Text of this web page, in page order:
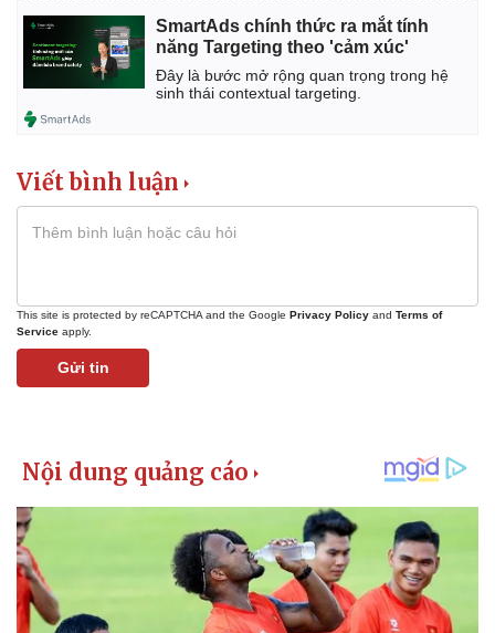
Kinh tế
Bất động sản
Khởi nghiệp
Thị trường
Giá vàng
Tiêu dùng
SmartAds chính thức ra mắt tính
năng Targeting theo 'cảm xúc'
Đây là bước mở rộng quan trọng trong hệ
sinh thái contextual targeting.
Viết bình luận
This site is protected by reCAPTCHA and the Google Privacy Policy and Terms of
Service apply.
Gửi tin